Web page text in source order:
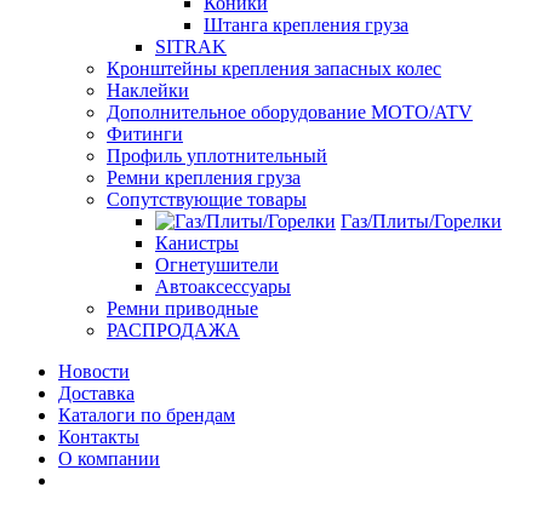
Штанга крепления груза
SITRAK
Кронштейны крепления запасных колес
Наклейки
Дополнительное оборудование MOTO/ATV
Фитинги
Профиль уплотнительный
Ремни крепления груза
Сопутствующие товары
Газ/Плиты/Горелки
Канистры
Огнетушители
Автоаксессуары
Ремни приводные
РАСПРОДАЖА
Новости
Доставка
Каталоги по брендам
Контакты
О компании